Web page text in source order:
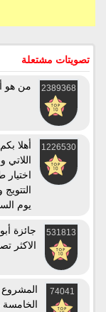
تصويتات مشتعلة
2389368 من هو
1226530
أهلا
يوم
531813
الاكثر
74041
المشروع
الخامسة